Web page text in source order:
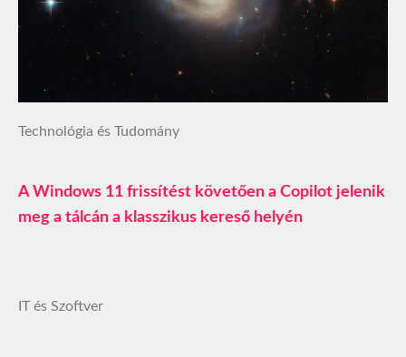
Technológia és Tudomány
A Windows 11 frissítést követően a Copilot jelenik
meg a tálcán a klasszikus kereső helyén
IT és Szoftver